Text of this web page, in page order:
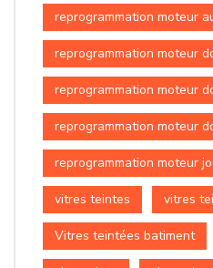
reprogrammation moteur
reprogrammation moteur
reprogrammation moteur
reprogrammation moteur
reprogrammation moteur
vitres teintes vitres
Vitres teintées batiment